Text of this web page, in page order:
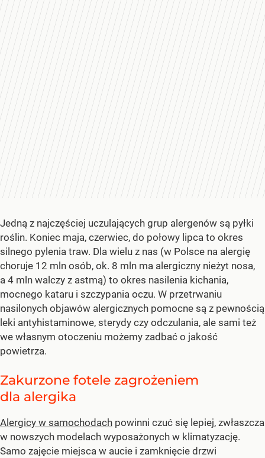
Jedną z najczęściej uczulających grup alergenów są pyłki
roślin. Koniec maja, czerwiec, do połowy lipca to okres
silnego pylenia traw. Dla wielu z nas (w Polsce na alergię
choruje 12 mln osób, ok. 8 mln ma alergiczny nieżyt nosa,
a 4 mln walczy z astmą) to okres nasilenia kichania,
mocnego kataru i szczypania oczu. W przetrwaniu
nasilonych objawów alergicznych pomocne są z pewnością
leki antyhistaminowe, sterydy czy odczulania, ale sami też
we własnym otoczeniu możemy zadbać o jakość
powietrza.
Zakurzone fotele zagrożeniem
dla alergika
Alergicy w samochodach powinni czuć się lepiej, zwłaszcza
w nowszych modelach wyposażonych w klimatyzację.
Samo zajęcie miejsca w aucie i zamknięcie drzwi